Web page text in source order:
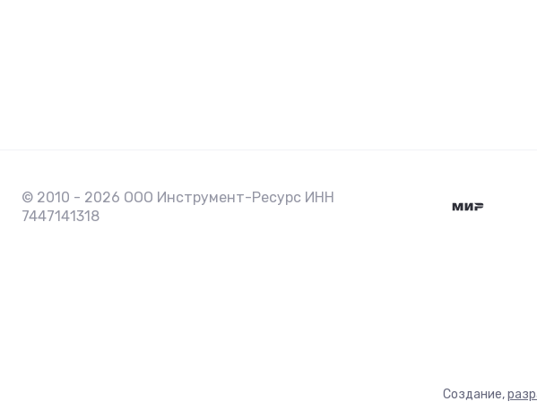
© 2010 - 2026 ООО Инструмент-Ресурс ИНН
7447141318
Создание,